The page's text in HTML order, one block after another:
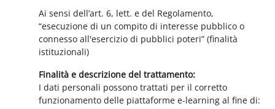
Ai sensi dell’art. 6, lett. e del Regolamento,
“esecuzione di un compito di interesse pubblico o
connesso all'esercizio di pubblici poteri” (finalità
istituzionali)
Finalità e descrizione del trattamento:
I dati personali possono trattati per il corretto
funzionamento delle piattaforme e-learning al fine di: